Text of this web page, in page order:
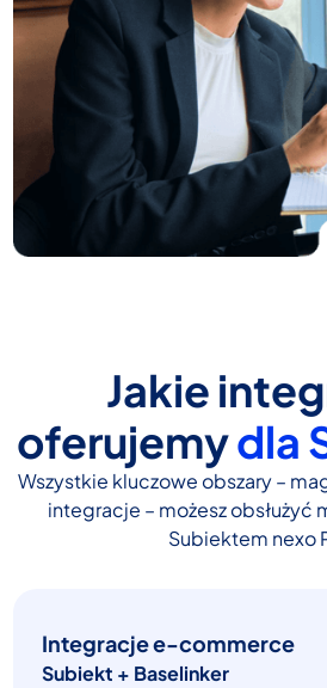
Jakie
oferujemydla
Wszystkie kluczowe obszary –
integracje – możesz obsłużyć
Subiektem nexo
Integracje e-commerce
Subiekt + Baselinker